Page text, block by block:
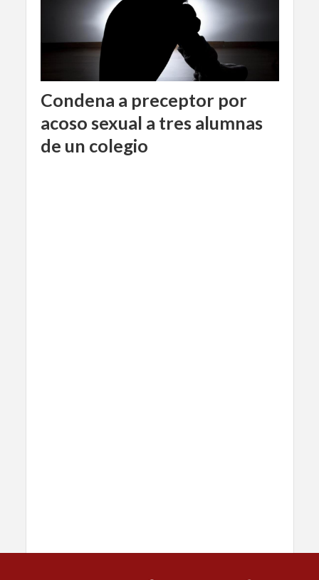
Condena a preceptor por
acoso sexual a tres alumnas
de un colegio